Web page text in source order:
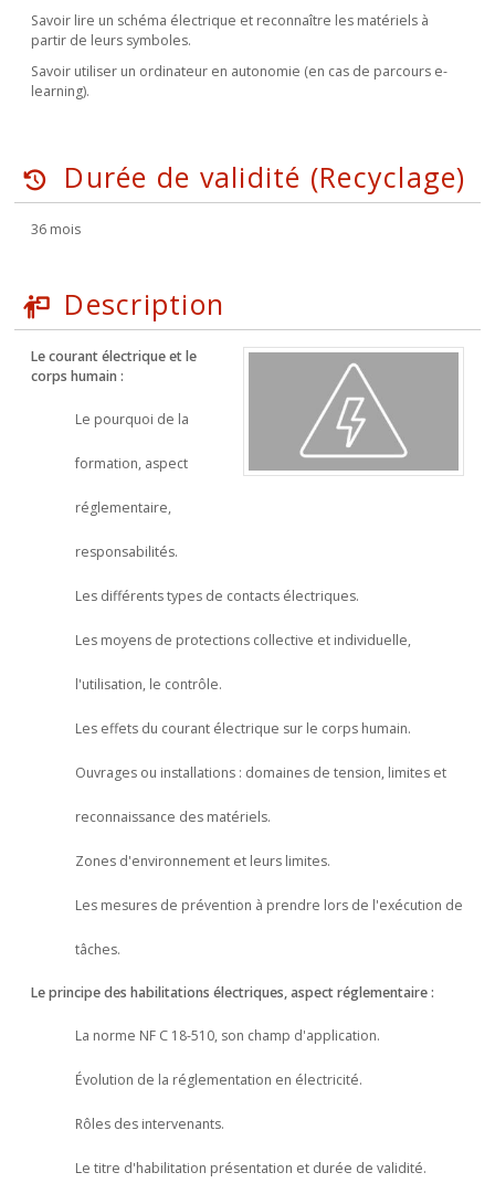
Savoir lire un schéma électrique et reconnaître les matériels à
partir de leurs symboles.
Savoir utiliser un ordinateur en autonomie (en cas de parcours e-
learning).
Durée de validité (Recyclage)
36 mois
Description
Le courant électrique et le
corps humain :
Le pourquoi de la
formation, aspect
réglementaire,
responsabilités.
Les différents types de contacts électriques.
Les moyens de protections collective et individuelle,
l'utilisation, le contrôle.
Les effets du courant électrique sur le corps humain.
Ouvrages ou installations : domaines de tension, limites et
reconnaissance des matériels.
Zones d'environnement et leurs limites.
Les mesures de prévention à prendre lors de l'exécution de
tâches.
Le principe des habilitations électriques, aspect réglementaire :
La norme NF C 18-510, son champ d'application.
Évolution de la réglementation en électricité.
Rôles des intervenants.
Le titre d'habilitation présentation et durée de validité.